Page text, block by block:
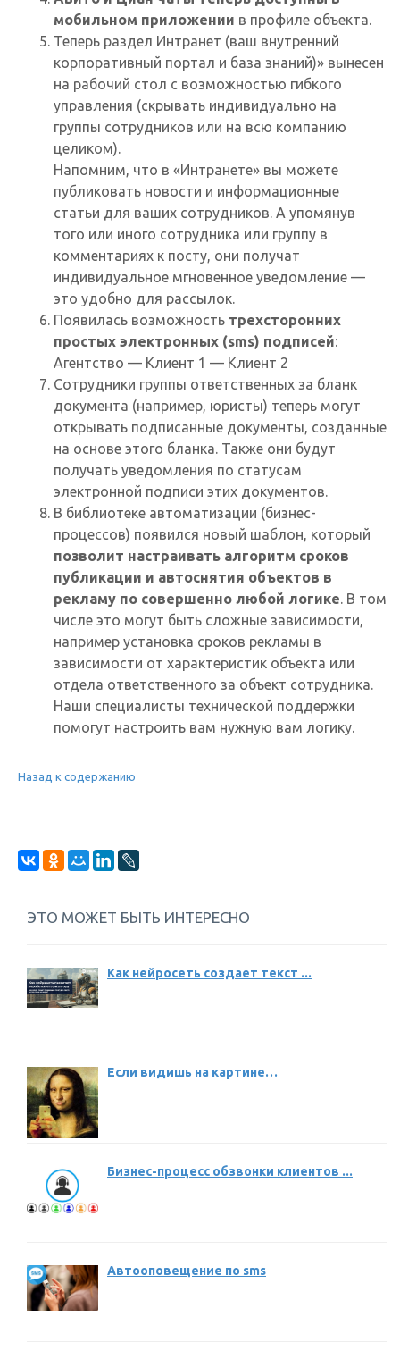
мобильном приложении в профиле объекта.
Теперь раздел Интранет (ваш внутренний
корпоративный портал и база знаний)» вынесен
на рабочий стол с возможностью гибкого
управления (скрывать индивидуально на
группы сотрудников или на всю компанию
целиком).
Напомним, что в «Интранете» вы можете
публиковать новости и информационные
статьи для ваших сотрудников. А упомянув
того или иного сотрудника или группу в
комментариях к посту, они получат
индивидуальное мгновенное уведомление —
это удобно для рассылок.
Появилась возможность трехсторонних
простых электронных (sms) подписей:
Агентство — Клиент 1 — Клиент 2
Сотрудники группы ответственных за бланк
документа (например, юристы) теперь могут
открывать подписанные документы, созданные
на основе этого бланка. Также они будут
получать уведомления по статусам
электронной подписи этих документов.
В библиотеке автоматизации (бизнес-
процессов) появился новый шаблон, который
позволит настраивать алгоритм сроков
публикации и автоснятия объектов в
рекламу по совершенно любой логике. В том
числе это могут быть сложные зависимости,
например установка сроков рекламы в
зависимости от характеристик объекта или
отдела ответственного за объект сотрудника.
Наши специалисты технической поддержки
помогут настроить вам нужную вам логику.
Назад к содержанию
ЭТО МОЖЕТ БЫТЬ ИНТЕРЕСНО
Как нейросеть создает текст ...
Если видишь на картине…
Бизнес-процесс обзвонки клиентов ...
Автооповещение по sms